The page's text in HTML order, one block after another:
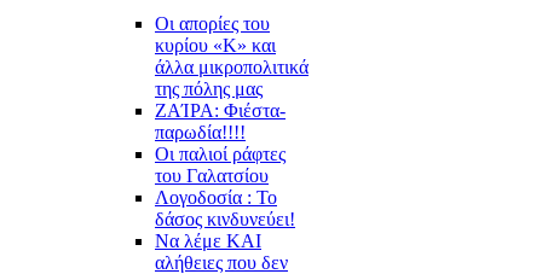
Οι απορίες του
κυρίου «Κ» και
άλλα μικροπολιτικά
της πόλης μας
ZAΊΡΑ: Φιέστα-
παρωδία!!!!
Οι παλιοί ράφτες
του Γαλατσίου
Λογοδοσία : Το
δάσος κινδυνεύει!
Να λέμε ΚΑΙ
αλήθειες που δεν